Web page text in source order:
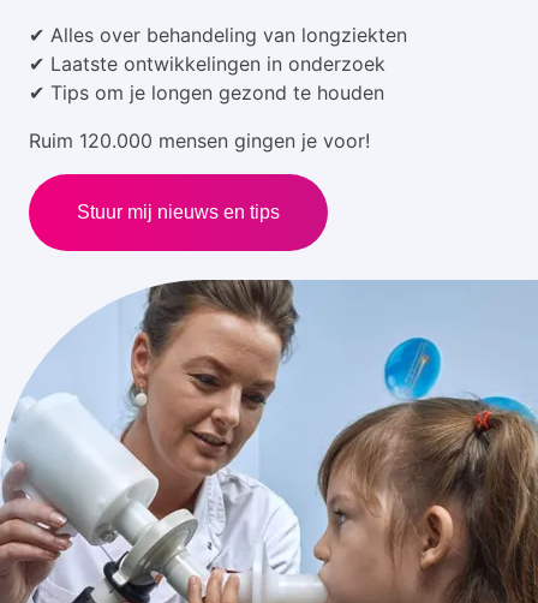
✔ Alles over behandeling van longziekten
✔ Laatste ontwikkelingen in onderzoek
✔ Tips om je longen gezond te houden
Ruim 120.000 mensen gingen je voor!
Stuur mij nieuws en tips